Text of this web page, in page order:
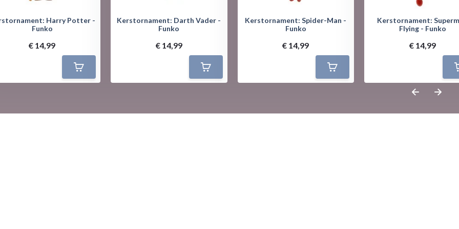
Harry Potter -
Funko
€ 14,99
Kerstornament: Darth Vader -
Funko
€ 14,99
Kerstornament: Spider-Man -
Funko
€ 14,99
Kerstornament: Superman
Flying - Funko
€ 14,99